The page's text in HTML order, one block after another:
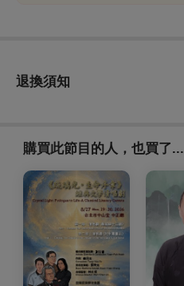
退換須知
購買此節目的人，也買了...